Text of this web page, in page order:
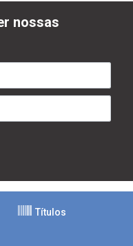
nossas
Títulos